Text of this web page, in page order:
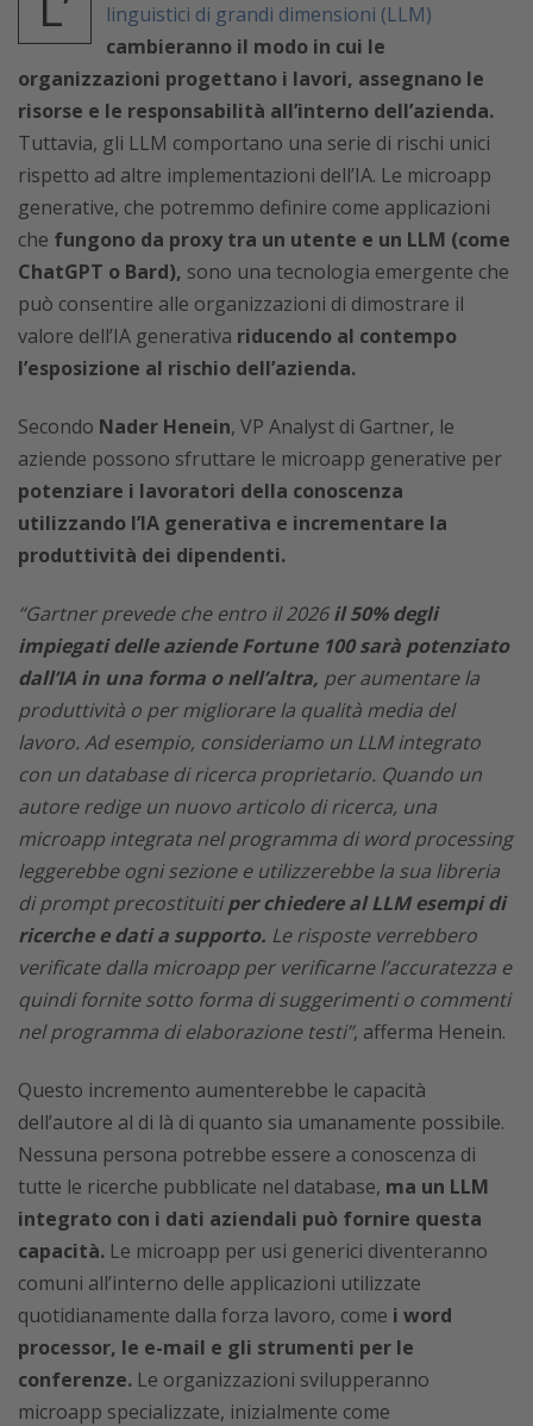
linguistici di grandi dimensioni (LLM)
cambieranno il modo in cui le
organizzazioni progettano i lavori, assegnano le
risorse e le responsabilità all’interno dell’azienda.
Tuttavia, gli LLM comportano una serie di rischi unici
rispetto ad altre implementazioni dell’IA. Le microapp
generative, che potremmo definire come applicazioni
che fungono da proxy tra un utente e un LLM (come
ChatGPT o Bard), sono una tecnologia emergente che
può consentire alle organizzazioni di dimostrare il
valore dell’IA generativa riducendo al contempo
l’esposizione al rischio dell’azienda.
Secondo Nader Henein, VP Analyst di Gartner, le
aziende possono sfruttare le microapp generative per
potenziare i lavoratori della conoscenza
utilizzando l’IA generativa e incrementare la
produttività dei dipendenti.
“Gartner prevede che entro il 2026il 50% degli
impiegati delle aziende Fortune 100 sarà potenziato
dall’IA in una forma o nell’altra, per aumentare la
produttività o per migliorare la qualità media del
lavoro. Ad esempio, consideriamo un LLM integrato
con un database di ricerca proprietario. Quando un
autore redige un nuovo articolo di ricerca, una
microapp integrata nel programma di word processing
leggerebbe ogni sezione e utilizzerebbe la sua libreria
di prompt precostituitiper chiedere al LLM esempi di
ricerche e dati a supporto. Le risposte verrebbero
verificate dalla microapp per verificarne l’accuratezza e
quindi fornite sotto forma di suggerimenti o commenti
nel programma di elaborazione testi”, afferma Henein.
Questo incremento aumenterebbe le capacità
dell’autore al di là di quanto sia umanamente possibile.
Nessuna persona potrebbe essere a conoscenza di
tutte le ricerche pubblicate nel database, ma un LLM
integrato con i dati aziendali può fornire questa
capacità. Le microapp per usi generici diventeranno
comuni all’interno delle applicazioni utilizzate
quotidianamente dalla forza lavoro, come i word
processor, le e-mail e gli strumenti per le
conferenze. Le organizzazioni svilupperanno
microapp specializzate, inizialmente come